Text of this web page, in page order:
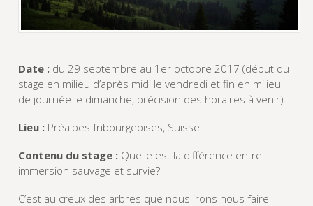
Date :du 29 septembre au 1er octobre 2017 (début du
stage en milieu d’après midi le vendredi et fin en milieu
de journée le dimanche, précision des horaires à venir).
Lieu :Préalpes fribourgeoises, Suisse.
Contenu du stage : Quelle est la différence entre
immersion sauvage et survie?
C’est au creux des arbres que nous irons nous faire